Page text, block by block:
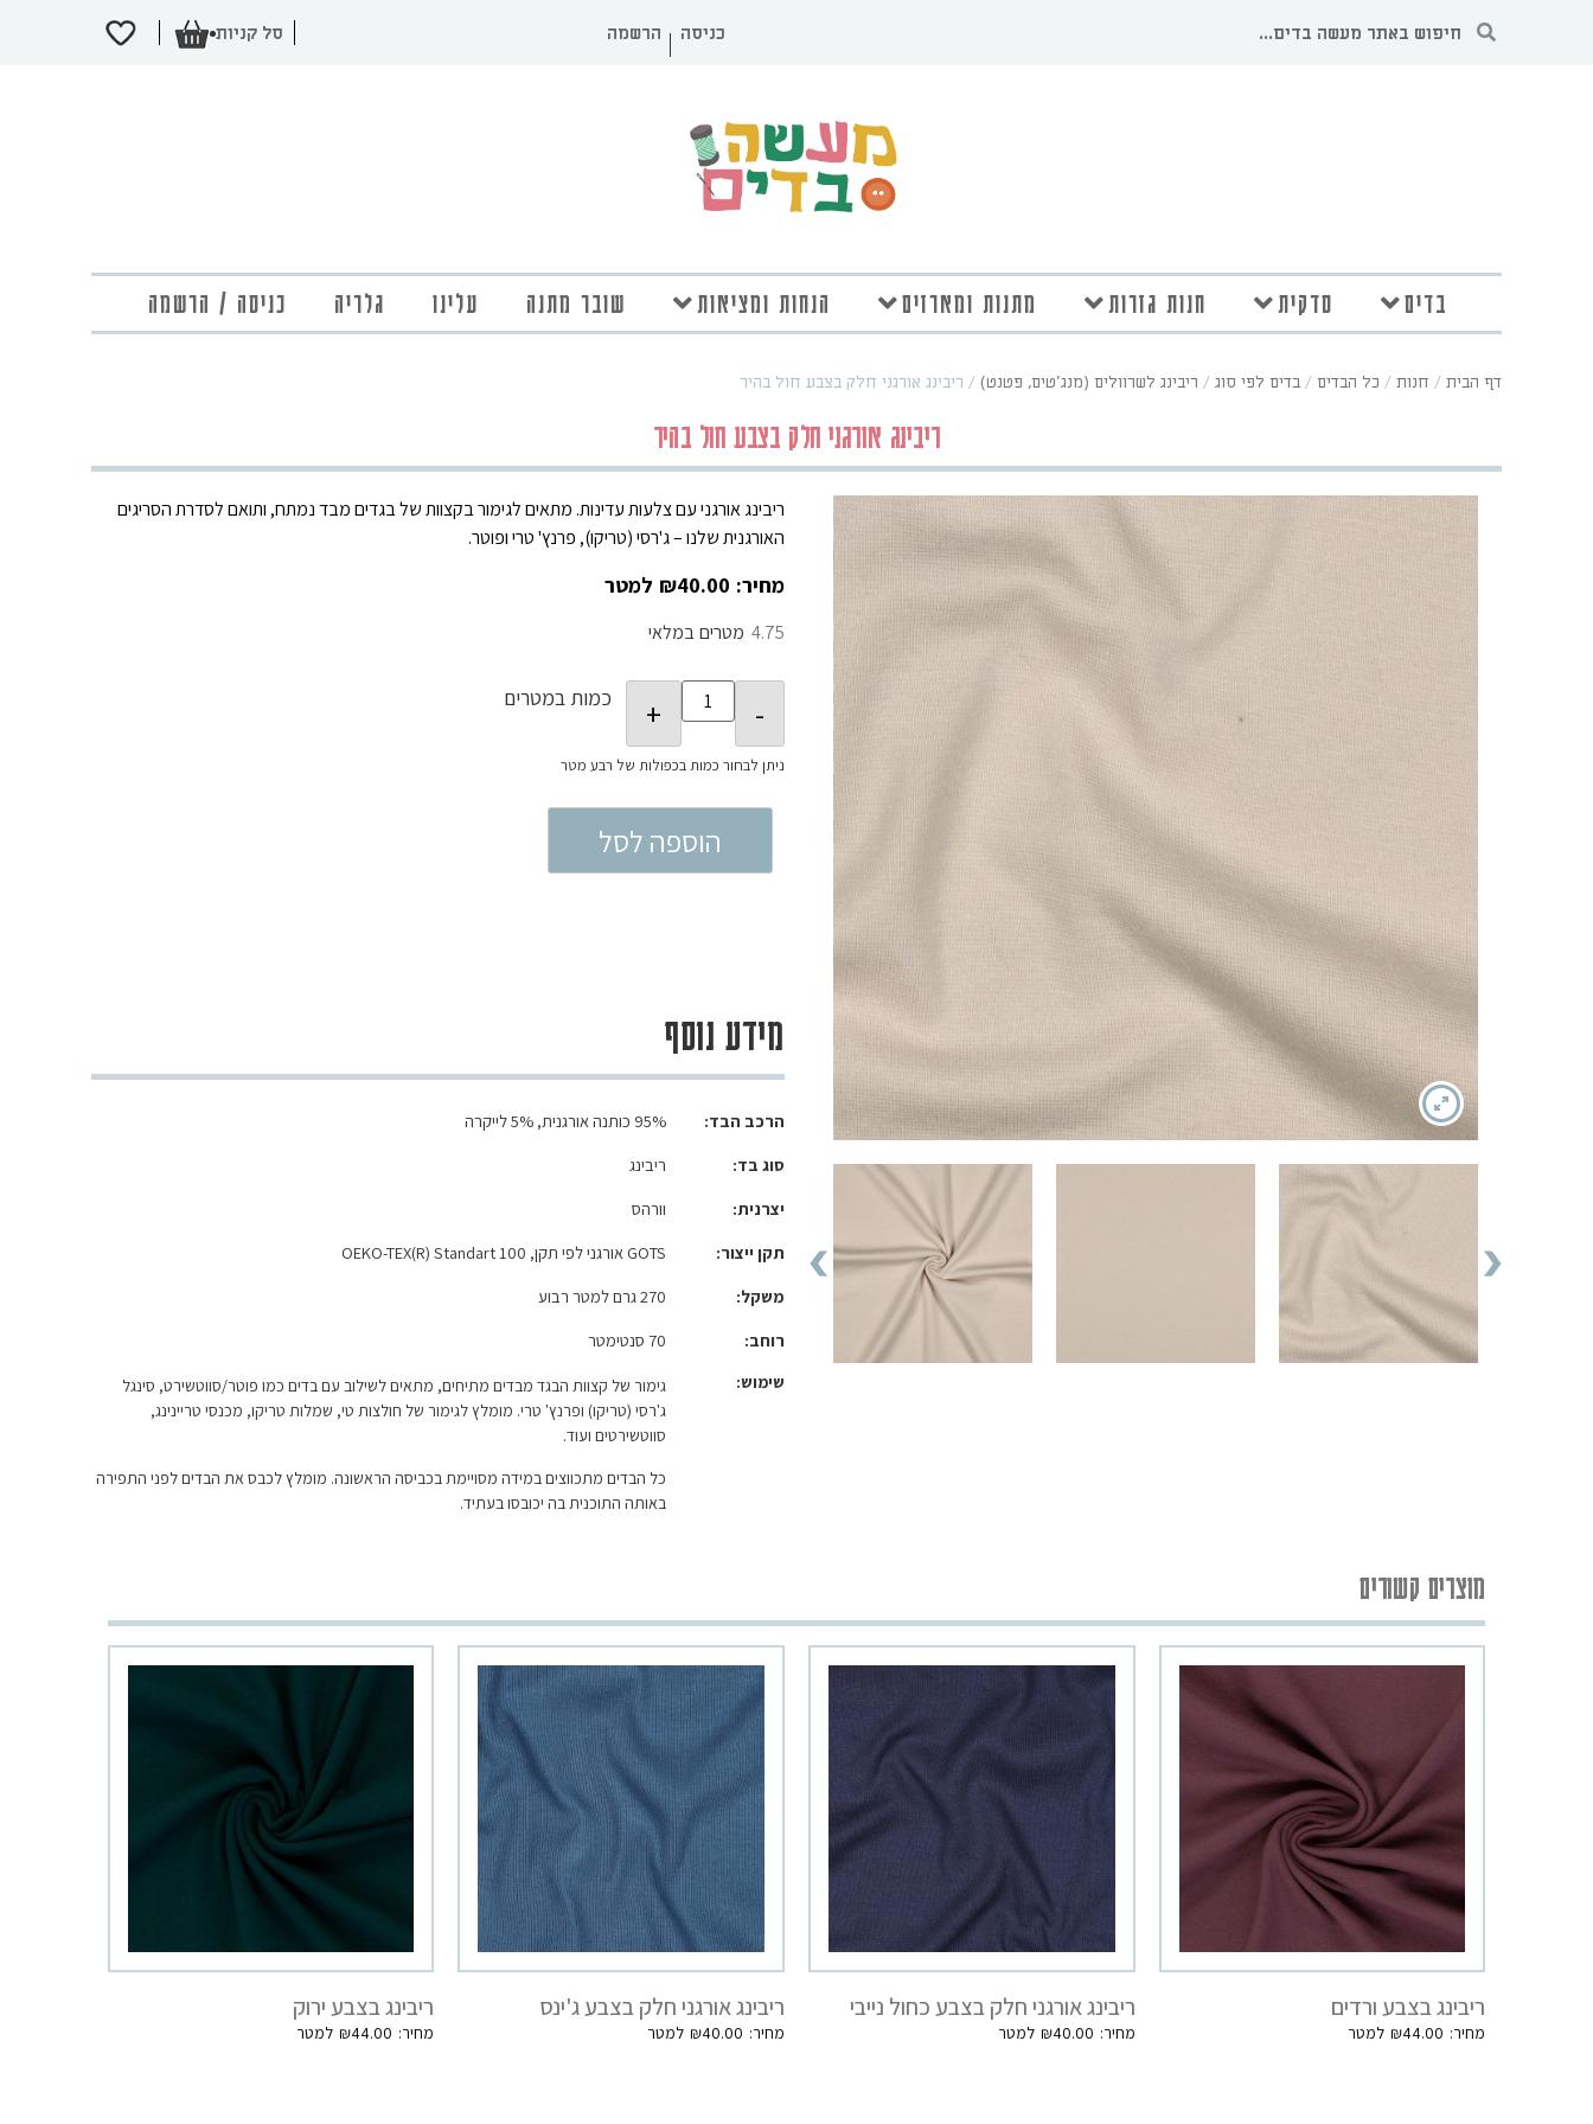
כניסה הרשמה
בדים סדקית חנות גזרות מתנות ומארזים הנחות ומציאות שובר מתנה עלינו גלריה כניסה / הרשמה
דף הבית / חנות / כל הבדים /בדים לפי סוג / ריבינג לשרוולים (מנג'טים, פטנט) / ריבינג אורגני חלק בצבע חול בהיר
ריבינג אורגני חלק בצבע חול בהיר
ריבינג אורגני עם צלעות עדינות. מתאים לגימור בקצוות של בגדים מבד נמתח, ותואם לסדרת הסריגים
האורגנית שלנו – ג'רסי (טריקו), פרנץ' טרי ופוטר.
₪40.00
4.75 במלאי
כמות במטרים
הוספה לסל
מידע נוסף
הרכב הבד
95% כותנה אורגנית, 5% לייקרה
סוג בד
ריבינג
יצרנית
וורהס
תקן ייצור
GOTS אורגני לפי תקן, OEKO-TEX(R) Standart 100
משקל
270 גרם למטר רבוע
רוחב
70 סנטימטר
שימוש:
גימור של קצוות הבגד מבדים מתיחים, מתאים לשילוב עם בדים כמו פוטר/סווטשירט, סינגל
ג'רסי (טריקו) ופרנץ' טרי. מומלץ לגימור של חולצות טי, שמלות טריקו, מכנסי טריינינג,
סווטשירטים ועוד.
כל הבדים מתכווצים במידה מסויימת בכביסה הראשונה. מומלץ לכבס את הבדים לפני התפירה
באותה התוכנית בה יכובסו בעתיד.
מוצרים קשורים
ריבינג בצבע ורדים
₪44.00
ריבינג אורגני חלק בצבע כחול נייבי
₪40.00
ריבינג אורגני חלק בצבע ג'ינס
₪40.00
ריבינג בצבע ירוק
₪44.00